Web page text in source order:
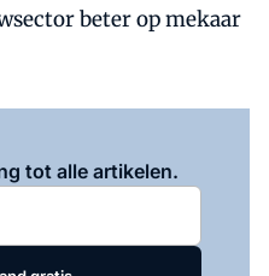
beter op mekaar
tot alle artikelen.